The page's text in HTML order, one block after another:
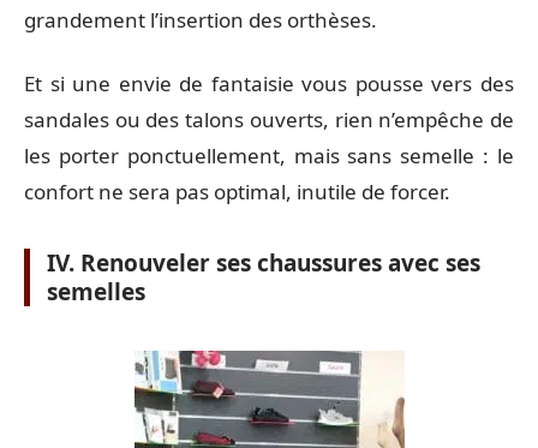
grandement l’insertion des orthèses.
Et si une envie de fantaisie vous pousse vers des
sandales ou des talons ouverts, rien n’empêche de
les porter ponctuellement, mais sans semelle : le
confort ne sera pas optimal, inutile de forcer.
IV. Renouveler ses chaussures avec ses
semelles